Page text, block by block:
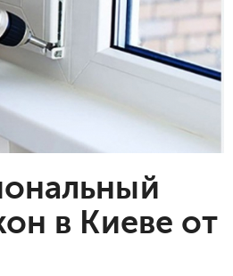
в Киеве от